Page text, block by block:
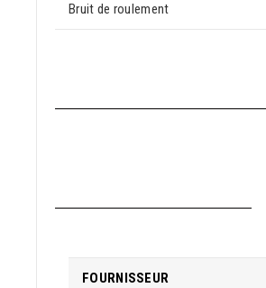
Bruit de roulement
FOURNISSEUR